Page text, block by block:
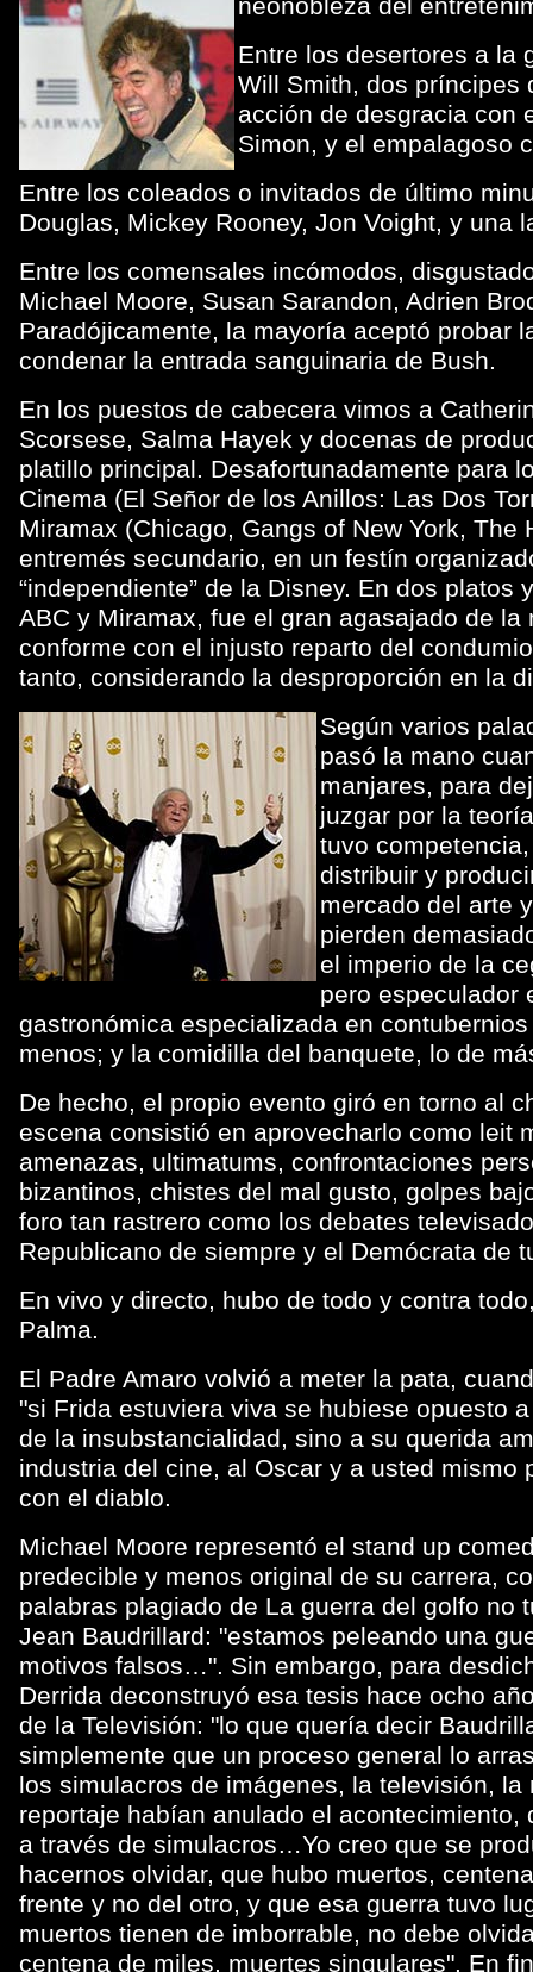
Entre los desertores a la
Will Smith, dos príncipes
acción de desgracia con
Simon, y el empalagoso
Entre los coleados o invitados de último
Douglas, Mickey Rooney, Jon Voight, y una
Entre los comensales incómodos,
Michael Moore, Susan Sarandon, Adrien
Paradójicamente, la mayoría aceptó probar
condenar la entrada sanguinaria de Bush.
En los puestos de cabecera vimos a
Scorsese, Salma Hayek y docenas de
platillo principal. Desafortunadamente para
Cinema (El Señor de los Anillos: Las Dos
Miramax (Chicago, Gangs of New York,
entremés secundario, en un festín
“independiente” de la Disney. En dos
ABC y Miramax, fue el gran agasajado de
conforme con el injusto reparto del
tanto, considerando la desproporción en la
Según varios
pasó la mano
manjares, para
juzgar por la
tuvo
distribuir y
mercado del arte
pierden
el imperio de la
pero especulador
gastronómica especializada en
menos; y la comidilla del banquete, lo de
De hecho, el propio evento giró en torno al
escena consistió en aprovecharlo como leit
amenazas, ultimatums, confrontaciones
bizantinos, chistes del mal gusto, golpes
foro tan rastrero como los debates
Republicano de siempre y el Demócrata de
En vivo y directo, hubo de todo y contra
Palma.
El Padre Amaro volvió a meter la pata,
"si Frida estuviera viva se hubiese opuesto
de la insubstancialidad, sino a su querida
industria del cine, al Oscar y a usted
con el diablo.
Michael Moore representó el stand up
predecible y menos original de su carrera,
palabras plagiado de La guerra del golfo no
Jean Baudrillard: "estamos peleando una
motivos falsos…". Sin embargo, para
Derrida deconstruyó esa tesis hace ocho
de la Televisión: "lo que quería decir
simplemente que un proceso general lo
los simulacros de imágenes, la televisión,
reportaje habían anulado el
a través de simulacros…Yo creo que se
hacernos olvidar, que hubo muertos,
frente y no del otro, y que esa guerra tuvo
muertos tienen de imborrable, no debe
centena de miles, muertes singulares". En